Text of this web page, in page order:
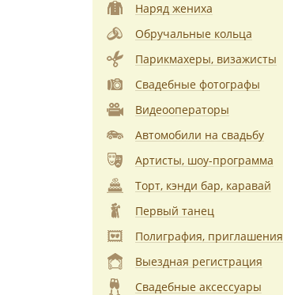
Наряд жениха
Обручальные кольца
Парикмахеры, визажисты
Свадебные фотографы
Видеооператоры
Автомобили на свадьбу
Артисты, шоу-программа
Торт, кэнди бар, каравай
Первый танец
Полиграфия, приглашения
Выездная регистрация
Свадебные аксессуары